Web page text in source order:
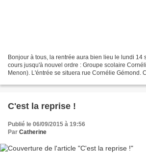
Bonjour à tous, la rentrée aura bien lieu le lundi 14
cours jusqu'à nouvel ordre : Groupe scolaire
Menon). L'éntrée se situera rue Cornélie Gémond.
C'est la reprise !
Publié le 06/09/2015 à 19:56
Par Catherine